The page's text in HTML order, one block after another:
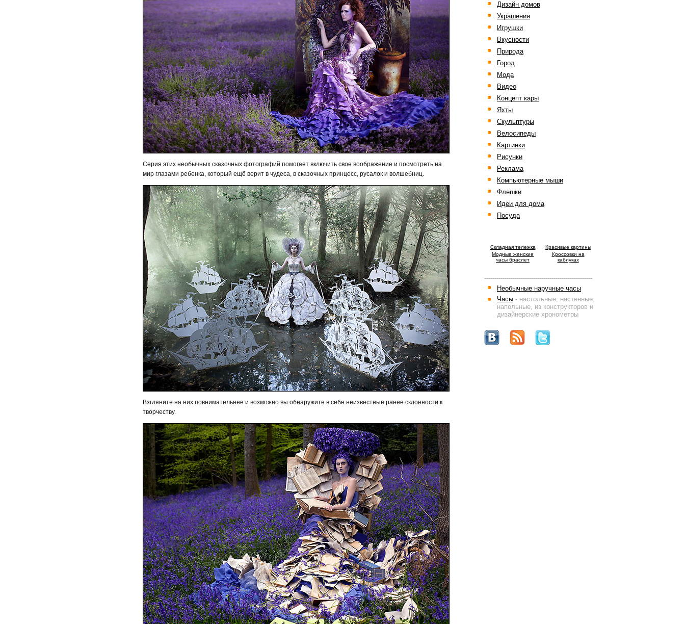
Серия этих необычных сказочных фотографий помогает включить свое воображение и посмотреть на
мир глазами ребенка, который ещё верит в чудеса, в сказочных принцесс, русалок и волшебниц.
Взгляните на них повнимательнее и возможно вы обнаружите в себе неизвестные ранее склонности к
творчеству.
Дизайн домов
Украшения
Игрушки
Вкусности
Природа
Город
Мода
Видео
Концепт кары
Яхты
Скульптуры
Велосипеды
Картинки
Рисунки
Реклама
Компьютерные мыши
Флешки
Идеи для дома
Посуда
Cкладная тележка
Красивые картины
Модные женские
часы браслет
Кроссовки на
каблуках
-----------------------------------------------------
Необычные наручные часы
Часы - настольные, настенные,
напольные, из конструкторов и
дизайнерские хронометры